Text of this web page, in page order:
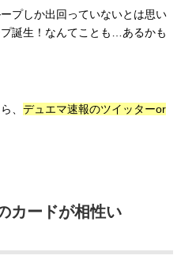
プしか出回っていないとは思い
誕生！なんてことも…あるかも
、 デュエマ速報のツイッターor
カードが相性い